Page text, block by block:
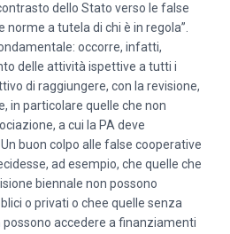
dello Stato verso le false
a tutela di chi è in regola”.
occorre, infatti,
delle attività ispettive a tutti i
di raggiungere, con la revisione,
in particolare quelle che non
a cui la PA deve
buon colpo alle false cooperative
ad esempio, che quelle che
biennale non possono
o privati o chee quelle senza
accedere a finanziamenti